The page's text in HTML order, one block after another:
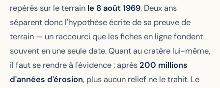
repérés sur le terrain le 8 août 1969. Deux ans
séparent donc l'hypothèse écrite de sa preuve de
terrain — un raccourci que les fiches en ligne fondent
souvent en une seule date. Quant au cratère lui-même,
il faut se rendre à l'évidence : après200 millions
d'années d'érosion, plus aucun relief ne le trahit. Le